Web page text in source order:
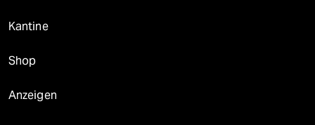
Kantine
Shop
Anzeigen